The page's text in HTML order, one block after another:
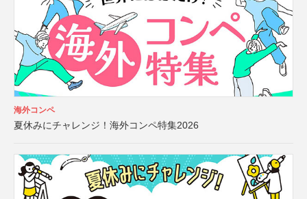
海外コンペ
夏休みにチャレンジ！海外コンペ特集2026